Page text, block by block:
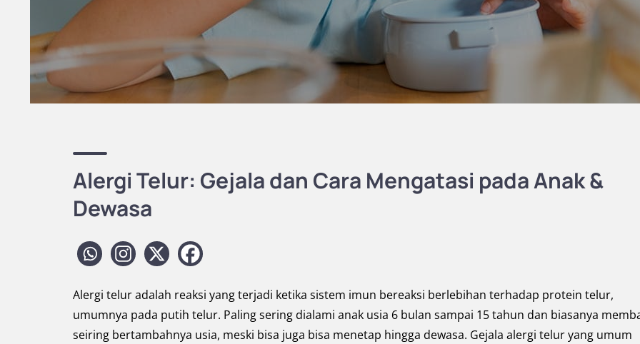
Alergi Telur: Gejala dan Cara Mengatasi pada Anak &
Dewasa
Alergi telur adalah reaksi yang terjadi ketika sistem imun bereaksi berlebihan terhadap protein telur,
umumnya pada putih telur. Paling sering dialami anak usia 6 bulan sampai 15 tahun dan biasanya
seiring bertambahnya usia, meski bisa juga bisa menetap hingga dewasa. Gejala alergi telur yang umum